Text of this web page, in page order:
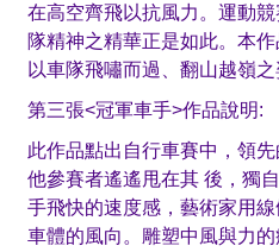
在高空齊飛以抗風力。運動
隊精神之精華正是如此。本
以車隊飛嘯而過、翻山越嶺之
第三張<冠軍車手>作品說明:
此作品點出自行車賽中，領
他參賽者遙遙甩在其 後，獨
手飛快的速度感，藝術家用
車體的風向。雕塑中風與力